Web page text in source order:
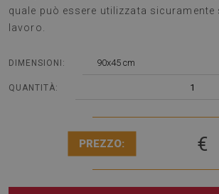
quale può essere utilizzata sicuramente
lavoro.
DIMENSIONI: 90x45 cm
QUANTITÀ: 1
PREZZO: €